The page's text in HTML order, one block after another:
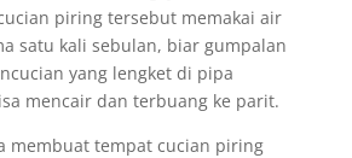
piring tersebut memakai air
satu kali sebulan, biar gumpalan
yang lengket di pipa
mencair dan terbuang ke parit.
membuat tempat cucian piring